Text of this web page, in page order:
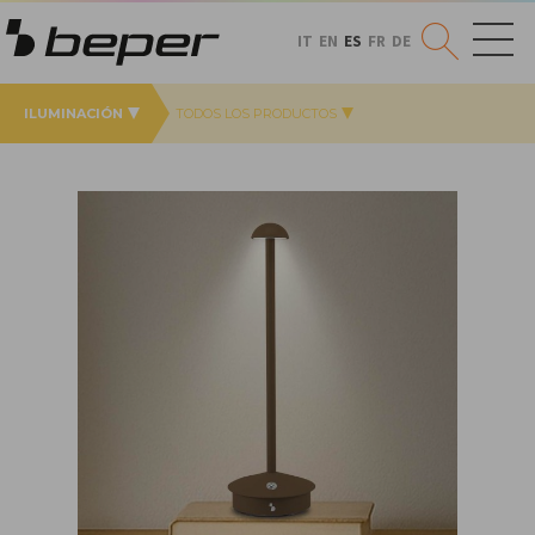
IT EN ES FR DE
ILUMINACIÓN TODOS LOS PRODUCTOS